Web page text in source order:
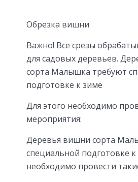
Обрезка вишни
Важно! Все срезы
для садовых деревьев.
сорта Малышка требуют
подготовке к зиме
Для этого необходимо
мероприятия:
Деревья вишни сорта
специальной подготовке к
необходимо провести